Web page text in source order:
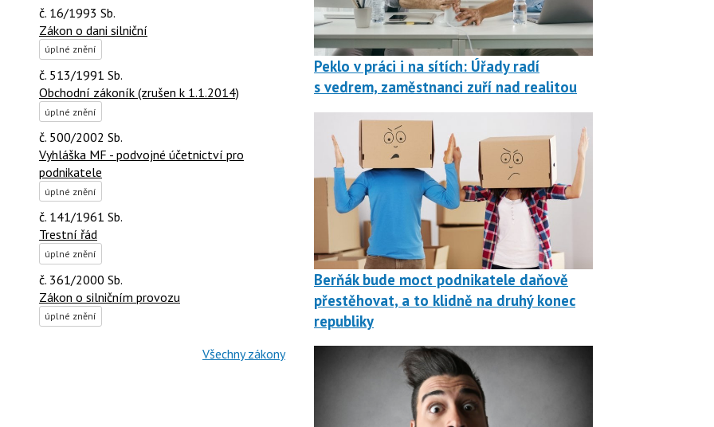
č. 16/1993 Sb.
Zákon o dani silniční
úplné znění
č. 513/1991 Sb.
Obchodní zákoník (zrušen k 1.1.2014)
úplné znění
č. 500/2002 Sb.
Vyhláška MF - podvojné účetnictví pro
podnikatele
úplné znění
č. 141/1961 Sb.
Trestní řád
úplné znění
č. 361/2000 Sb.
Zákon o silničním provozu
úplné znění
Všechny zákony
Peklo v práci i na sítích: Úřady radí
s vedrem, zaměstnanci zuří nad realitou
Berňák bude moct podnikatele daňově
přestěhovat, a to klidně na druhý konec
republiky